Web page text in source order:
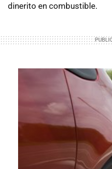
dinerito en combustible.